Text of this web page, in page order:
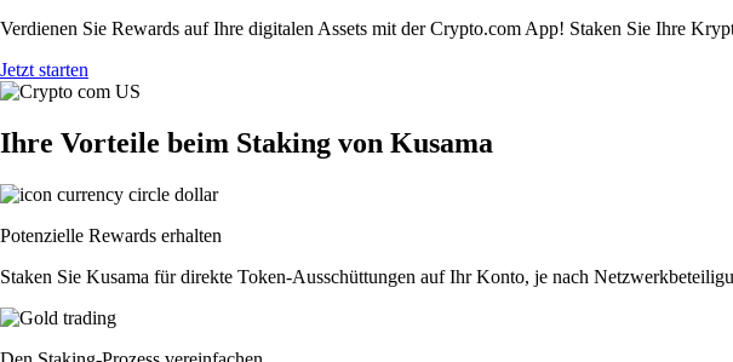
Verdienen Sie Rewards auf Ihre digitalen Assets mit der Crypto.com App! Staken Sie Ihre
Jetzt starten
Ihre Vorteile beim Staking von Kusama
Potenzielle Rewards erhalten
Staken Sie Kusama für direkte Token-Ausschüttungen auf Ihr Konto, je nach